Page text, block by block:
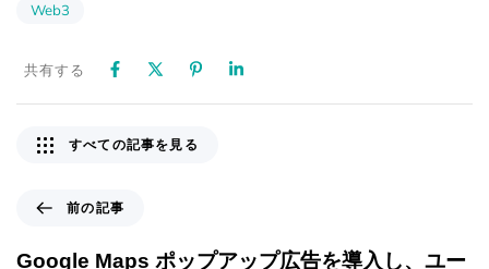
Web3
共有する
前の記事
Google Maps ポップアップ広告を導入し、ユー
すべての記事を見る